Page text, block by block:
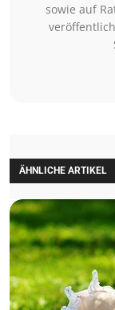
sowie auf
ÄHNLICHE ARTIKEL